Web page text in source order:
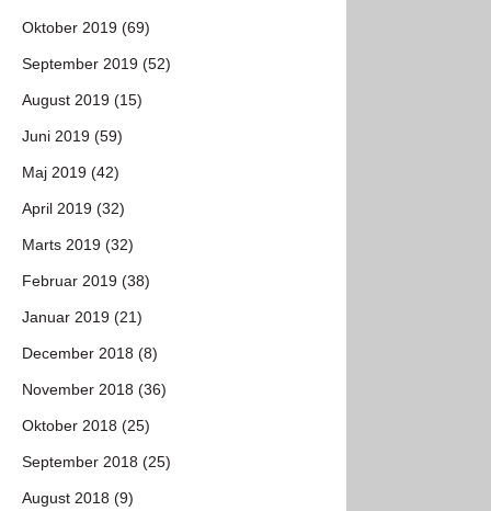
Oktober 2019 (69)
September 2019 (52)
August 2019 (15)
Juni 2019 (59)
Maj 2019 (42)
April 2019 (32)
Marts 2019 (32)
Februar 2019 (38)
Januar 2019 (21)
December 2018 (8)
November 2018 (36)
Oktober 2018 (25)
September 2018 (25)
August 2018 (9)